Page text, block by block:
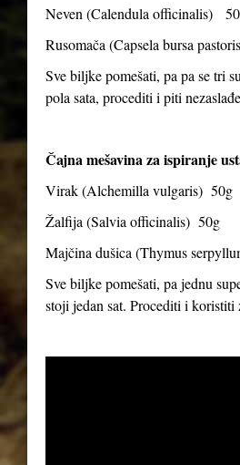
Neven (Calendula officinalis)
Rusomača (Capsela bursa pastoris
Sve biljke pomešati, pa pa se tri
pola sata, procediti i piti
Čajna mešavina za ispiranje
Virak (Alchemilla vulgaris) 50g
Žalfija (Salvia officinalis) 50g
Majčina dušica (Thymus
Sve biljke pomešati, pa jednu
stoji jedan sat. Procediti i